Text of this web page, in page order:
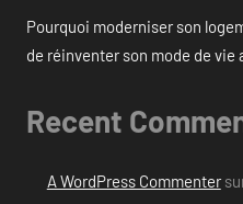
Pourquoi moderniser son
de réinventer son mode de vie
Recent
A WordPress Commenter